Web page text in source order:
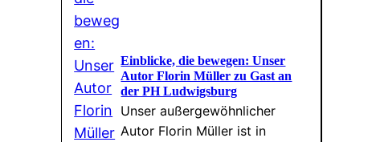
Einblicke, die bewegen: Unser
Autor Florin Müller zu Gast an
der PH Ludwigsburg
Unser außergewöhnlicher
Autor Florin Müller ist in